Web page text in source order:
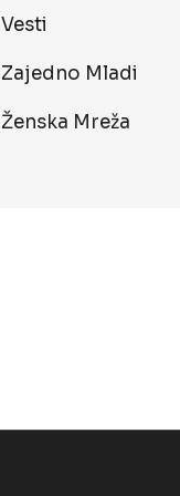
Vesti
Zajedno Mladi
Ženska Mreža